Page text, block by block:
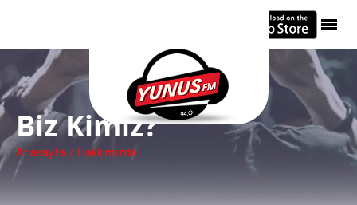
Biz Kimiz?
Anasayfa / Hakkımızda
Anasayfa